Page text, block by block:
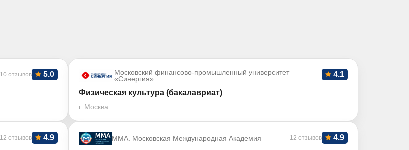
10 отзывов 5.0
Московский финансово-промышленный университет
«Синергия»
4.1
Физическая культура (бакалавриат)
г. Москва
12 отзывов 4.9 ММА. Московская Международная Академия 12 отзывов 4.9